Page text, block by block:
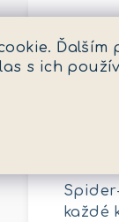
Ďalším
s ich
každé